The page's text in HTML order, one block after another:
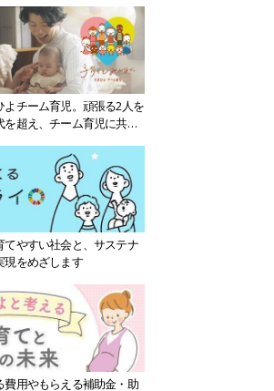
チーム育児。頑張る2人を
超え、チーム育児に共感
やすい社会と、サステナ
現をめざします
用やもらえる補助金・助